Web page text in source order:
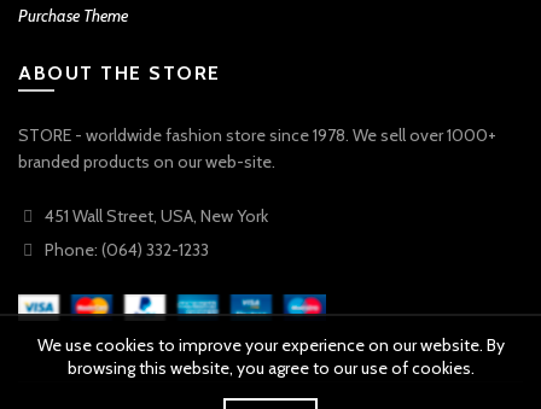
Purchase Theme
ABOUT THE STORE
STORE - worldwide fashion store since 1978. We sell over 1000+
branded products on our web-site.
451 Wall Street, USA, New York
Phone: (064) 332-1233
We use cookies to improve your experience on our website. By
browsing this website, you agree to our use of cookies.